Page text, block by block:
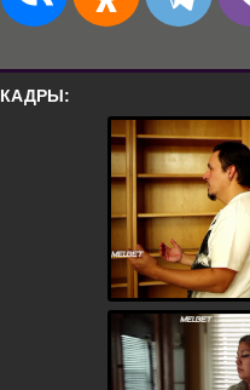
КАДРЫ: